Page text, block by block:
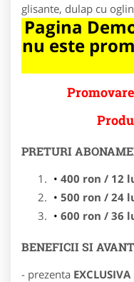
glisante, dulap cu
Pagina
nu este
PRETURI
400 ron / 12
500 ron / 24
600 ron / 36
BENEFICII SI
- prezenta EXCLUSIVA